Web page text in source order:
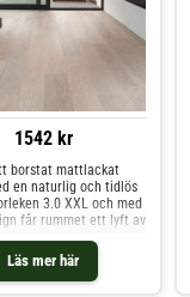
1542 kr
Läs mer här
borstat mattlackat
en naturlig och tidlös
3.0 XXL och med
får rummet ett lyft av